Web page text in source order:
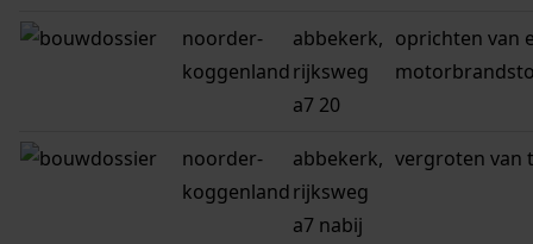
noorder-
koggenland
abbekerk,
rijksweg
a7 20
oprichten van
noorder-
koggenland
abbekerk,
rijksweg
a7 nabij
vergroten van